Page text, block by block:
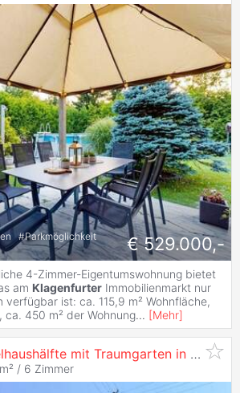
#Parkmöglichkeit
€ 529.000,-
4-Zimmer-Eigentumswohnung bietet
am Klagenfurter Immobilienmarkt nur
verfügbar ist: ca. 115,9 m² Wohnfläche,
ca. 450 m² der Wohnung... [Mehr]
Gepflegte Doppelhaushälfte mit Traumgarten in ruhiger Lage von
/ 6 Zimmer